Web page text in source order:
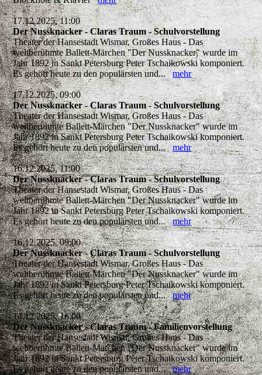
17.12.2025, 11:00
Der Nussknacker - Claras Traum - Schulvorstellung
Theater der Hansestadt Wismar, Großes Haus - Das
weltberühmte Ballett-Märchen "Der Nussknacker" wurde im
Jahr 1892 in Sankt Petersburg Peter Tschaikowski komponiert.
Es gehört heute zu den populärsten und...mehr
17.12.2025, 09:00
Der Nussknacker - Claras Traum - Schulvorstellung
Theater der Hansestadt Wismar, Großes Haus - Das
weltberühmte Ballett-Märchen "Der Nussknacker" wurde im
Jahr 1892 in Sankt Petersburg Peter Tschaikowski komponiert.
Es gehört heute zu den populärsten und...mehr
16.12.2025, 11:00
Der Nussknacker - Claras Traum - Schulvorstellung
Theater der Hansestadt Wismar, Großes Haus - Das
weltberühmte Ballett-Märchen "Der Nussknacker" wurde im
Jahr 1892 in Sankt Petersburg Peter Tschaikowski komponiert.
Es gehört heute zu den populärsten und...mehr
16.12.2025, 09:00
Der Nussknacker - Claras Traum - Schulvorstellung
Theater der Hansestadt Wismar, Großes Haus - Das
weltberühmte Ballett-Märchen "Der Nussknacker" wurde im
Jahr 1892 in Sankt Petersburg Peter Tschaikowski komponiert.
Es gehört heute zu den populärsten und...mehr
14.12.2025, 16:00
Der Nussknacker - Claras Traum - Familienvorstellung
Theater der Hansestadt Wismar, Großes Haus - Das
weltberühmte Ballett-Märchen "Der Nussknacker" wurde im
Jahr 1892 in Sankt Petersburg Peter Tschaikowski komponiert.
Es gehört heute zu den populärsten und...mehr